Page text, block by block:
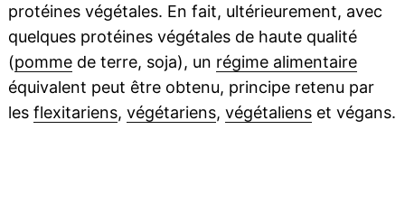
protéines végétales. En fait, ultérieurement, avec
quelques protéines végétales de haute qualité
(pommede terre, soja), un régime alimentaire
équivalent peut être obtenu, principe retenu par
les flexitariens, végétariens, végétalienset végans.